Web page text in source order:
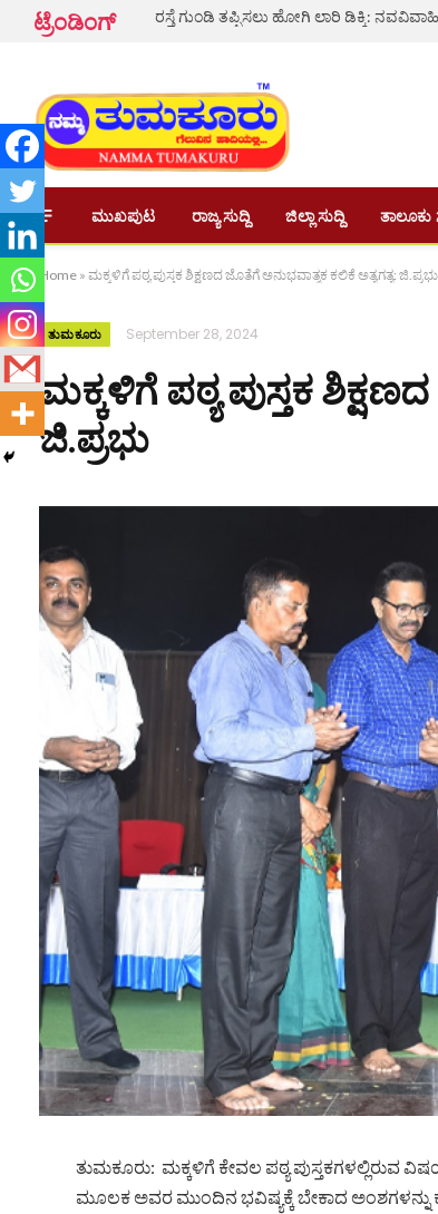
ಟ್ರೆಂಡಿಂಗ್
ಮುಖಪುಟ ರಾಜ್ಯ ಸುದ್ದಿ ಜಿಲ್ಲಾ ಸುದ್ದಿ ತಾಲೂಕು
Home » ಮಕ್ಕಳಿಗೆ ಪಠ್ಯ ಪುಸ್ತಕ ಶಿಕ್ಷಣದ ಜೊತೆಗೆ ಅನುಭವಾತ್ಮಕ ಕಲಿಕೆ ಅತ್ಯಗತ್ಯ: ಜಿ.ಪ್ರಭು
ತುಮಕೂರು September 28, 2024
ಮಕ್ಕಳಿಗೆ ಪಠ್ಯ ಪುಸ್ತಕ
ಜಿ.ಪ್ರಭು
ತುಮಕೂರು: ಮಕ್ಕಳಿಗೆ ಕೇವಲ ಪಠ್ಯ ಪುಸ್ತಕಗಳಲ್ಲಿರುವ
ಮೂಲಕ ಅವರ ಮುಂದಿನ ಭವಿಷ್ಯಕ್ಕೆ ಬೇಕಾದ